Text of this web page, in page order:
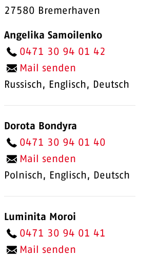
27580 Bremerhaven
Angelika Samoilenko
0471 30 94 01 42
Mail senden
Russisch, Englisch, Deutsch
Dorota Bondyra
0471 30 94 01 40
Mail senden
Polnisch, Englisch, Deutsch
Luminita Moroi
0471 30 94 01 41
Mail senden